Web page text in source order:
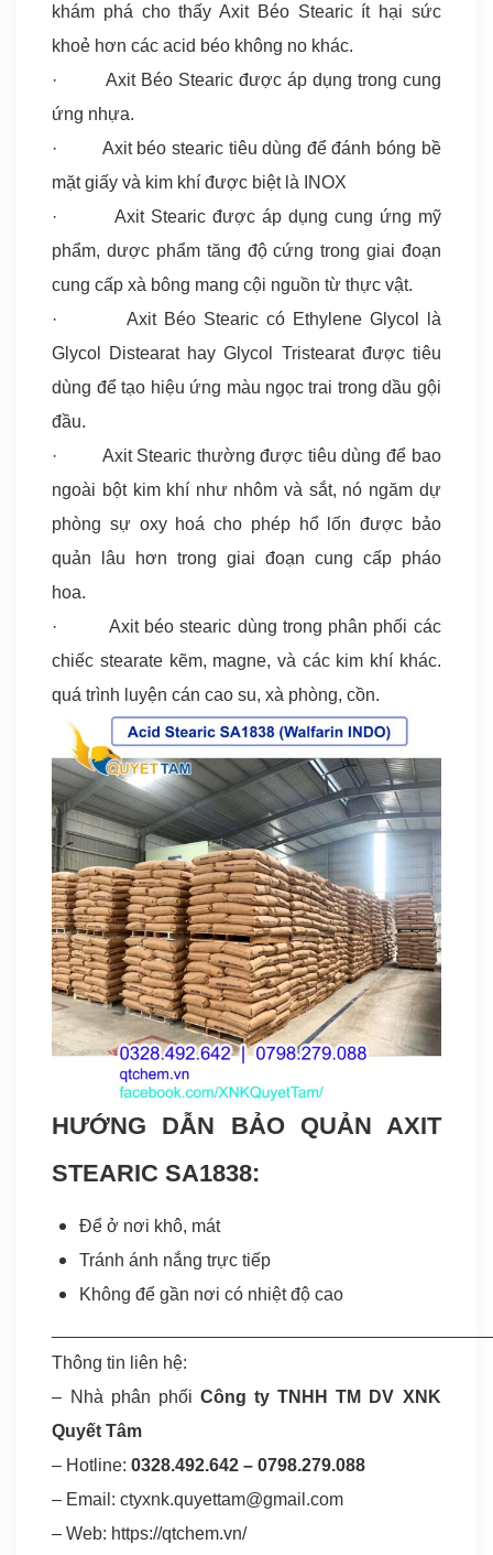
khám phá cho thấy Axit Béo Stearic ít hại sức
khoẻ hơn các acid béo không no khác.
· Axit Béo Stearic được áp dụng trong cung
ứng nhựa.
· Axit béo stearic tiêu dùng để đánh bóng bề
mặt giấy và kim khí được biệt là INOX
· Axit Stearic được áp dụng cung ứng mỹ
phẩm, dược phẩm tăng độ cứng trong giai đoạn
cung cấp xà bông mang cội nguồn từ thực vật.
· Axit Béo Stearic có Ethylene Glycol là
Glycol Distearat hay Glycol Tristearat được tiêu
dùng để tạo hiệu ứng màu ngọc trai trong dầu gội
đầu.
· Axit Stearic thường được tiêu dùng để bao
ngoài bột kim khí như nhôm và sắt, nó ngăm dự
phòng sự oxy hoá cho phép hổ lốn được bảo
quản lâu hơn trong giai đoạn cung cấp pháo
hoa.
· Axit béo stearic dùng trong phân phối các
chiếc stearate kẽm, magne, và các kim khí khác.
quá trình luyện cán cao su, xà phòng, cồn.
HƯỚNG DẪN BẢO QUẢN AXIT
STEARIC SA1838:
Để ở nơi khô, mát
Tránh ánh nắng trực tiếp
Không để gần nơi có nhiệt độ cao
Thông tin liên hệ:
– Nhà phân phối Công ty TNHH TM DV XNK
Quyết Tâm
– Hotline:0328.492.642–0798.279.088
– Email:ctyxnk.quyettam@gmail.com
– Web: https://qtchem.vn/